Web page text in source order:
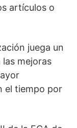
artículos o
juega un
mejoras
el tiempo por